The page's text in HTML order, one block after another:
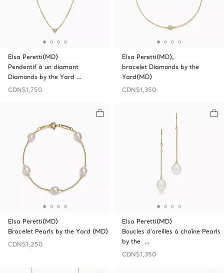
Elsa Peretti(MD)
Pendentif à un diamant
Diamonds by the Yard …
CDN$1,750
Elsa Peretti(MD)ₒ
bracelet Diamonds by the
Yard(MD)
CDN$1,350
Elsa Peretti(MD)
Bracelet Pearls by the Yard (MD)
CDN$1,250
Elsa Peretti(MD)
Boucles d’oreilles à chaîne Pearls
by the …
CDN$1,350